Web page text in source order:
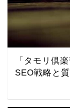
「タモリ倶
SEO戦略と